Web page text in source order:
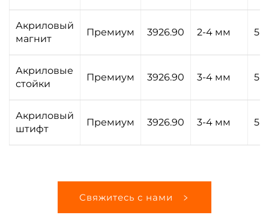
Акриловый
магнит
Премиум 3926.90 2-4 мм 5-
Акриловые
стойки
Премиум 3926.90 3-4 мм 5-
Акриловый
штифт
Премиум 3926.90 3-4 мм 5-
Свяжитесь с нами